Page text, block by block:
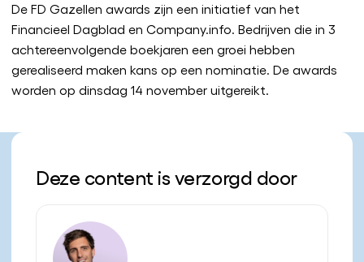
De FD Gazellen awards zijn een initiatief van het
Financieel Dagblad en Company.info. Bedrijven die in 3
achtereenvolgende boekjaren een groei hebben
gerealiseerd maken kans op een nominatie. De awards
worden op dinsdag 14 november uitgereikt.
Deze content is verzorgd door